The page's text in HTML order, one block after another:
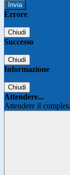
Errore
Chiudi
Successo
Chiudi
Informazione
Chiudi
Attendere...
Attendere il